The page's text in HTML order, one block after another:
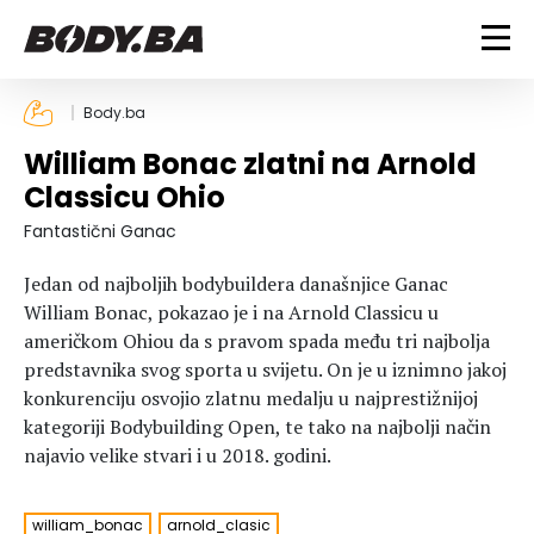
FITNESS
Vježbanje
Mršanje
Discipline
BODYBUILDING
Trening i vježbe
Savjeti
Ostalo
ISHRANA
Dijete
Nutricionizam
Recepti
Suplementi
Tablica kalorija
ZDRAVLJE
Um i tijelo
Povrede i bolesti
Lifestyle
Trudnice
LIFESTYLE
Bodybuilding
Fitness
Zdravlje
VODA
MAGAZIN
Body.ba
William Bonac zlatni na Arnold
Classicu Ohio
Fantastični Ganac
Jedan od najboljih bodybuildera današnjice Ganac
William Bonac, pokazao je i na Arnold Classicu u
američkom Ohiou da s pravom spada među tri najbolja
predstavnika svog sporta u svijetu. On je u iznimno jakoj
konkurenciju osvojio zlatnu medalju u najprestižnijoj
kategoriji Bodybuilding Open, te tako na najbolji način
najavio velike stvari i u 2018. godini.
william_bonac arnold_clasic